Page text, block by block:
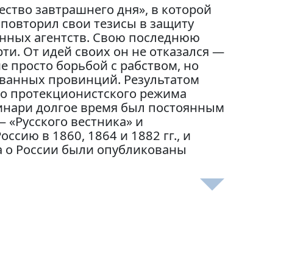
завтрашнего дня», в которой
свои тезисы в защиту
агентств. Свою последнюю
От идей своих он не отказался —
просто борьбой с рабством, но
провинций. Результатом
протекционистского режима
долгое время был постоянным
вестника» и
в 1860, 1864 и 1882 гг., и
России были опубликованы